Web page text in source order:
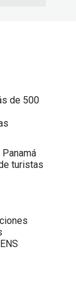
de 500
turistas